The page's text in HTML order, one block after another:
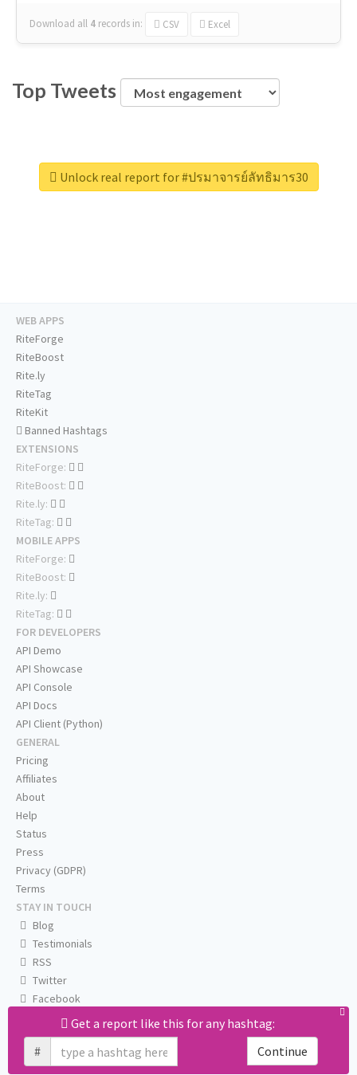
Download all 4 records in: CSV Excel
Top Tweets
Unlock real report for #ปรมาจารย์ลัทธิมาร30
Get a report like this for any hashtag:
#
Continue
WEB APPS
RiteForge
RiteBoost
Rite.ly
RiteTag
RiteKit
Banned Hashtags
EXTENSIONS
RiteForge:
RiteBoost:
Rite.ly:
RiteTag:
MOBILE APPS
RiteForge:
RiteBoost:
Rite.ly:
RiteTag:
FOR DEVELOPERS
API Demo
API Showcase
API Console
API Docs
API Client (Python)
GENERAL
Pricing
Affiliates
About
Help
Status
Press
Privacy (GDPR)
Terms
STAY IN TOUCH
Blog
Testimonials
RSS
Twitter
Facebook
Email us